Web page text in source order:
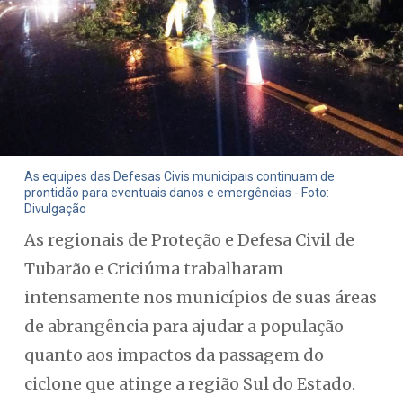
As equipes das Defesas Civis municipais continuam de
prontidão para eventuais danos e emergências - Foto:
Divulgação
As regionais de Proteção e Defesa Civil de
Tubarão e Criciúma trabalharam
intensamente nos municípios de suas áreas
de abrangência para ajudar a população
quanto aos impactos da passagem do
ciclone que atinge a região Sul do Estado.